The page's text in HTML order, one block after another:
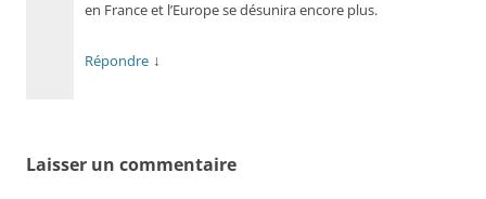
en France et l’Europe se désunira encore plus.
Répondre ↓
Laisser un commentaire